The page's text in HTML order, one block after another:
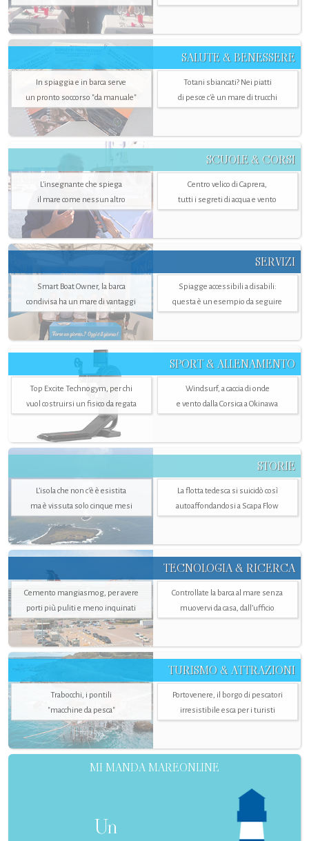
SALUTE & BENESSERE
In spiaggia e in barca serve
un pronto soccorso "da manuale"
Totani sbiancati? Nei piatti
di pesce c'è un mare di trucchi
SCUOLE & CORSI
L'insegnante che spiega
il mare come nessun altro
Centro velico di Caprera,
tutti i segreti di acqua e vento
SERVIZI
Smart Boat Owner, la barca
condivisa ha un mare di vantaggi
Spiagge accessibili a disabili:
questa è un esempio da seguire
SPORT & ALLENAMENTO
Top Excite Technogym, per chi
vuol costruirsi un fisico da regata
Windsurf, a caccia di onde
e vento dalla Corsica a Okinawa
STORIE
L’isola che non c'è è esistita
ma è vissuta solo cinque mesi
La flotta tedesca si suicidò così
autoaffondandosi a Scapa Flow
TECNOLOGIA & RICERCA
Cemento mangiasmog, per avere
porti più puliti e meno inquinati
Controllate la barca al mare senza
muovervi da casa, dall’ufficio
TURISMO & ATTRAZIONI
Trabocchi, i pontili
"macchine da pesca"
Portovenere, il borgo di pescatori
irresistibile esca per i turisti
MI MANDA MAREONLINE
Un